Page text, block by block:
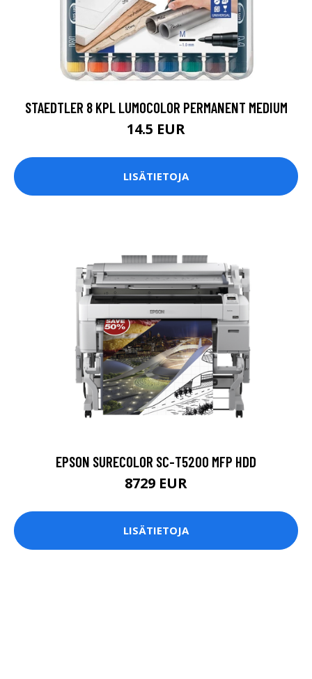
STAEDTLER 8 KPL LUMOCOLOR PERMANENT MEDIUM
14.5 EUR
LISÄTIETOJA
EPSON SURECOLOR SC-T5200 MFP HDD
8729 EUR
LISÄTIETOJA